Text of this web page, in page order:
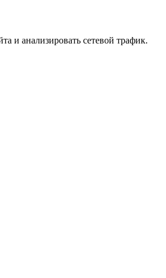
и анализировать сетевой трафик.